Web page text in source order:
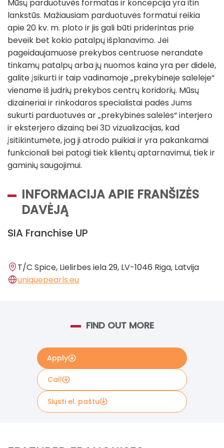
Mūsų parduotuvės formatas ir koncepcija yra itin
lankstūs. Mažiausiam parduotuvės formatui reikia
apie 20 kv. m. ploto ir jis gali būti priderintas prie
beveik bet kokio patalpų išplanavimo. Jei
pageidaujamuose prekybos centruose nerandate
tinkamų patalpų arba jų nuomos kaina yra per didelė,
galite įsikurti ir taip vadinamoje „prekybinėje salelėje“
viename iš judrių prekybos centrų koridorių. Mūsų
dizaineriai ir rinkodaros specialistai padės Jums
sukurti parduotuvės ar „prekybinės salelės“ interjero
ir eksterjero dizainą bei 3D vizualizacijas, kad
įsitikintumėte, jog ji atrodo puikiai ir yra pakankamai
funkcionali bei patogi tiek klientų aptarnavimui, tiek ir
gaminių saugojimui.
INFORMACIJA APIE FRANŠIZĖS
DAVĖJĄ
SIA Franchise UP
T/C Spice, Lielirbes iela 29, LV-1046 Riga, Latvija
uniquepearls.eu
FIND OUT MORE
Apply
Call
Siųsti el. paštu